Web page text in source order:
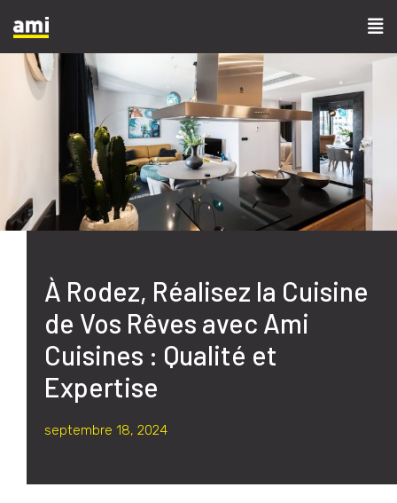
À Rodez, Réalisez la Cuisine
de Vos Rêves avec Ami
Cuisines : Qualité et
Expertise
septembre 18, 2024